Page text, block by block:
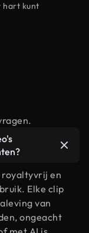
hart kunt
royaltyvrij en
Elke clip
van
ongeacht